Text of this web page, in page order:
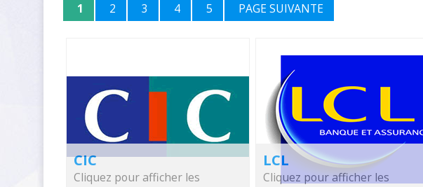
1 2 3 4 5 PAGE SUIVANTE
CIC
Cliquez pour afficher les
LCL
Cliquez pour afficher les